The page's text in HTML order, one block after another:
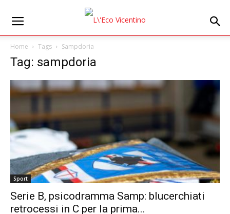
Home Tags Sampdoria
Tag: sampdoria
Sport
Serie B, psicodramma Samp: blucerchiati
retrocessi in C per la prima...